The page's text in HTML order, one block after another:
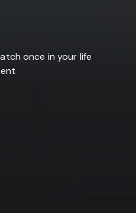
once in your life